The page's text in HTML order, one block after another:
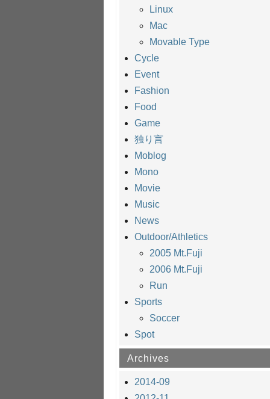
Linux
Mac
Movable Type
Cycle
Event
Fashion
Food
Game
独り言
Moblog
Mono
Movie
Music
News
Outdoor/Athletics
2005 Mt.Fuji
2006 Mt.Fuji
Run
Sports
Soccer
Spot
Archives
2014-09